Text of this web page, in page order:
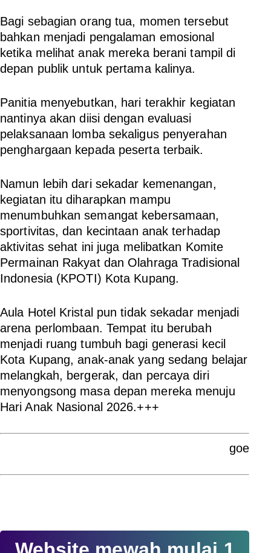
Bagi sebagian orang tua, momen tersebut
bahkan menjadi pengalaman emosional
ketika melihat anak mereka berani tampil di
depan publik untuk pertama kalinya.
Panitia menyebutkan, hari terakhir kegiatan
nantinya akan diisi dengan evaluasi
pelaksanaan lomba sekaligus penyerahan
penghargaan kepada peserta terbaik.
Namun lebih dari sekadar kemenangan,
kegiatan itu diharapkan mampu
menumbuhkan semangat kebersamaan,
sportivitas, dan kecintaan anak terhadap
aktivitas sehat ini juga melibatkan Komite
Permainan Rakyat dan Olahraga Tradisional
Indonesia (KPOTI) Kota Kupang.
Aula Hotel Kristal pun tidak sekadar menjadi
arena perlombaan. Tempat itu berubah
menjadi ruang tumbuh bagi generasi kecil
Kota Kupang, anak-anak yang sedang belajar
melangkah, bergerak, dan percaya diri
menyongsong masa depan mereka menuju
Hari Anak Nasional 2026.+++
goe